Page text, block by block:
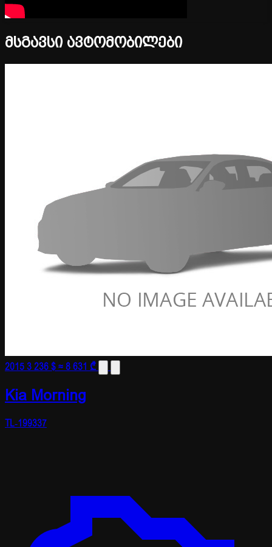
მსგავსი ავტომობილები
20153 236 $≈ 8 631 ₾
Kia Morning
TL-199337